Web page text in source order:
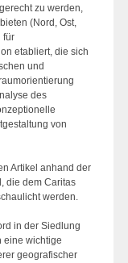
zu werden,
(Nord, Ost,
für
etabliert, die sich
und
des
von
Artikel anhand der
die dem Caritas
werden.
in der Siedlung
eine wichtige
geografischer